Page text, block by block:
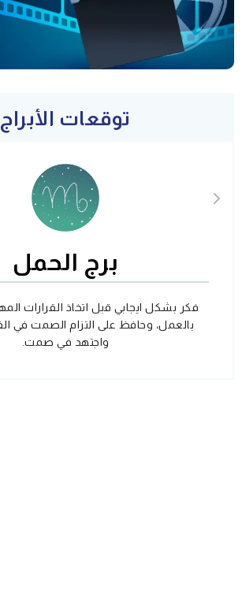
توقعات الأبراج
برج الحمل
فكر بشكل ايجابي قبل اتخاذ القرارات
بالعمل، وحافظ على التزام الصمت في
واجتهد في صمت.